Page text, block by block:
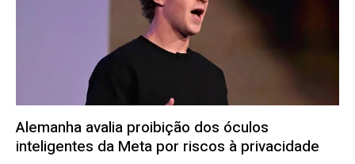
Alemanha avalia proibição dos óculos
inteligentes da Meta por riscos à privacidade